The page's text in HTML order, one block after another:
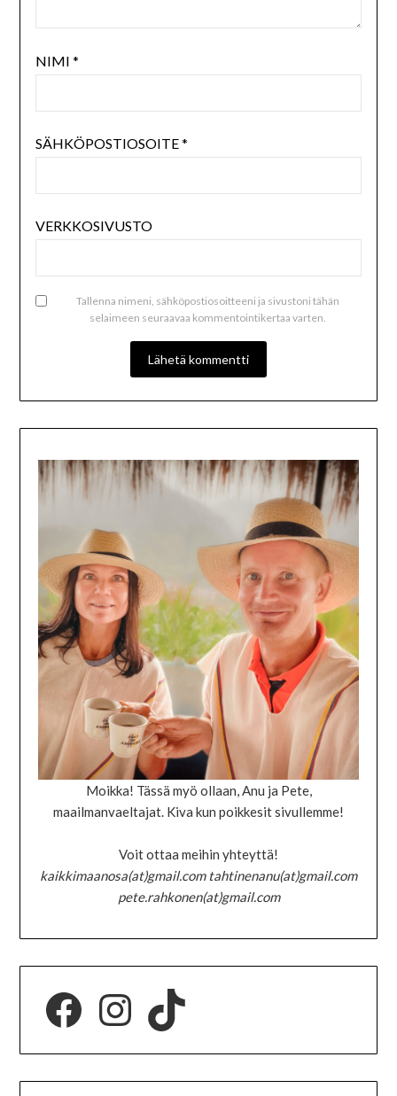
NIMI *
SÄHKÖPOSTIOSOITE*
VERKKOSIVUSTO
Tallenna nimeni, sähköpostiosoitteeni ja sivustoni tähän
selaimeen seuraavaa kommentointikertaa varten.
Moikka! Tässä myö ollaan, Anu ja Pete,
maailmanvaeltajat. Kiva kun poikkesit sivullemme!
Voit ottaa meihin yhteyttä!
kaikkimaanosa(at)gmail.com tahtinenanu(at)gmail.com
pete.rahkonen(at)gmail.com